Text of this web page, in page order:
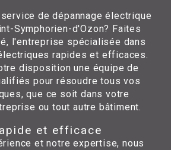
de dépannage électrique
Symphorien-d'Ozon? Faites
l'entreprise spécialisée dans
rapides et efficaces.
disposition une équipe de
pour résoudre tous vos
que ce soit dans votre
ou tout autre bâtiment.
et efficace
et notre expertise, nous